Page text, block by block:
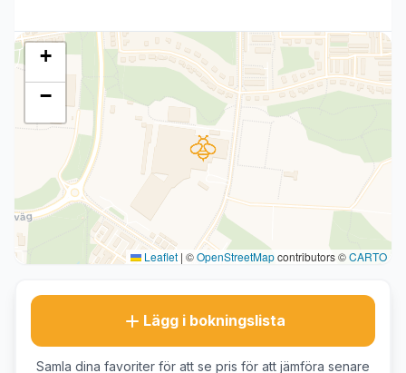
+
−
Leaflet | ©OpenStreetMapcontributors ©CARTO
Lägg i bokningslista
Samla dina favoriter för att se pris för att jämföra senare